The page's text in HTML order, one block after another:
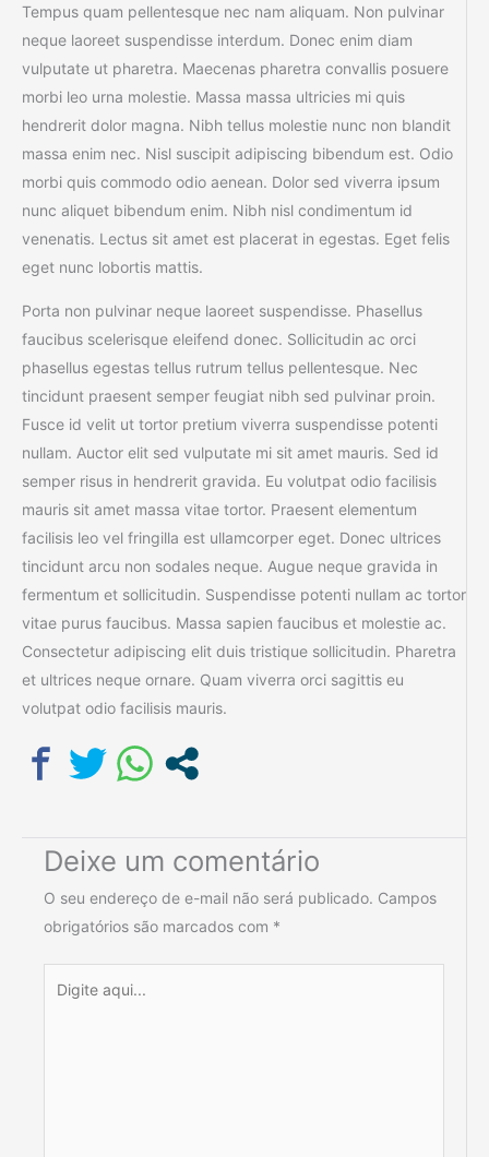
Tempus quam pellentesque nec nam aliquam. Non pulvinar
neque laoreet suspendisse interdum. Donec enim diam
vulputate ut pharetra. Maecenas pharetra convallis posuere
morbi leo urna molestie. Massa massa ultricies mi quis
hendrerit dolor magna. Nibh tellus molestie nunc non blandit
massa enim nec. Nisl suscipit adipiscing bibendum est. Odio
morbi quis commodo odio aenean. Dolor sed viverra ipsum
nunc aliquet bibendum enim. Nibh nisl condimentum id
venenatis. Lectus sit amet est placerat in egestas. Eget felis
eget nunc lobortis mattis.
Porta non pulvinar neque laoreet suspendisse. Phasellus
faucibus scelerisque eleifend donec. Sollicitudin ac orci
phasellus egestas tellus rutrum tellus pellentesque. Nec
tincidunt praesent semper feugiat nibh sed pulvinar proin.
Fusce id velit ut tortor pretium viverra suspendisse potenti
nullam. Auctor elit sed vulputate mi sit amet mauris. Sed id
semper risus in hendrerit gravida. Eu volutpat odio facilisis
mauris sit amet massa vitae tortor. Praesent elementum
facilisis leo vel fringilla est ullamcorper eget. Donec ultrices
tincidunt arcu non sodales neque. Augue neque gravida in
fermentum et sollicitudin. Suspendisse potenti nullam ac tortor
vitae purus faucibus. Massa sapien faucibus et molestie ac.
Consectetur adipiscing elit duis tristique sollicitudin. Pharetra
et ultrices neque ornare. Quam viverra orci sagittis eu
volutpat odio facilisis mauris.
Deixe um comentário
O seu endereço de e-mail não será publicado. Campos
obrigatórios são marcados com *
aqui...